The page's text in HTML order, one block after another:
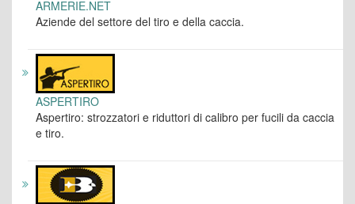
ARMERIE.NET
Aziende del settore del tiro e della caccia.
ASPERTIRO
Aspertiro: strozzatori e riduttori di calibro per fucili da caccia
e tiro.